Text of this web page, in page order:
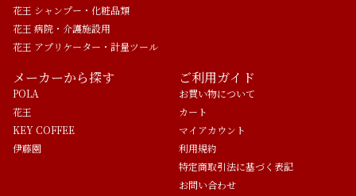
花王 シャンプー・化粧品類
花王 病院・介護施設用
花王 アプリケーター・計量ツール
メーカーから探す
POLA
花王
KEY COFFEE
伊藤園
ご利用ガイド
お買い物について
カート
マイアカウント
利用規約
特定商取引法に基づく表記
お問い合わせ